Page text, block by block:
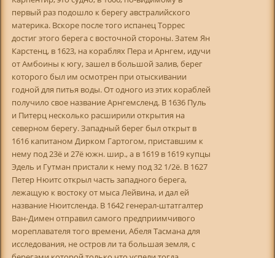
первый раз подошло к берегу австралийского
материка. Вскоре после того испанец Торрес
достиг этого берега с восточной стороны. Затем Ян
Карстенц, в 1623, на кораблях Пера и Арнгем, идучи
от Амбоины к югу, зашел в большой залив, берег
которого был им осмотрен при отыскивании
годной для питья воды. От одного из этих кораблей
получило свое название Арнгемсленд. В 1636 Пуль
и Питерц несколько расширили открытия на
северном берегу. Западный берег был открыт в
1616 капитаном Дирком Гартогом, приставшим к
нему под 23ё и 27ё южн. шир., а в 1619 в 1619 купцы
Эдель и Гутман пристали к нему под 32 1/2ё. В 1627
Петер Нюитс открыл часть западного берега,
лежащую к востоку от мыса Лейвина, и дал ей
название Нюитсленда. В 1642 генерал-штатгалтер
Ван-Димен отправил самого предприимчивого
мореплавателя того времени, Абеля Тасмана для
исследования, не остров ли та большая земля, с